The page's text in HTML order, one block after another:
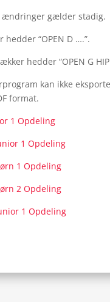
ændringer gælder stadig.
“OPEN D ….”.
hedder “OPEN G
kan ikke
format.
1 Opdeling
1 Opdeling
1 Opdeling
2 Opdeling
1 Opdeling